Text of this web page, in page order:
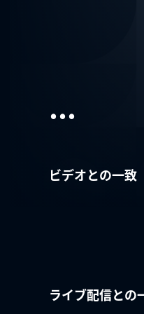
...
ビデオとの一致
ライブ配信との